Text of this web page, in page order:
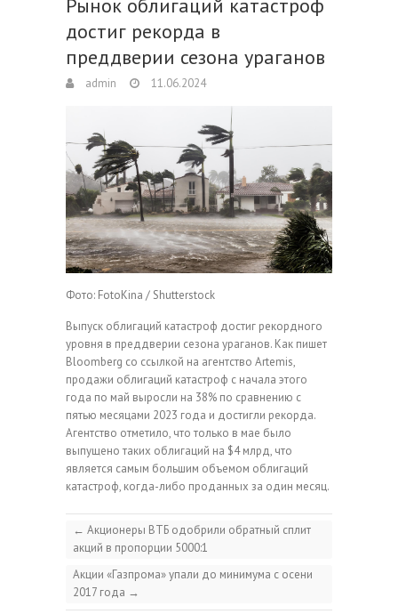
Рынок облигаций катастроф
достиг рекорда в
преддверии сезона ураганов
admin 11.06.2024
Фото: FotoKina / Shutterstock
Выпуск облигаций катастроф достиг рекордного
уровня в преддверии сезона ураганов. Как пишет
Bloomberg со ссылкой на агентство Artemis,
продажи облигаций катастроф с начала этого
года по май выросли на 38% по сравнению с
пятью месяцами 2023 года и достигли рекорда.
Агентство отметило, что только в мае было
выпущено таких облигаций на $4 млрд, что
является самым большим объемом облигаций
катастроф, когда-либо проданных за один месяц.
← Акционеры ВТБ одобрили обратный сплит
акций в пропорции 5000:1
Акции «Газпрома» упали до минимума с осени
2017 года →